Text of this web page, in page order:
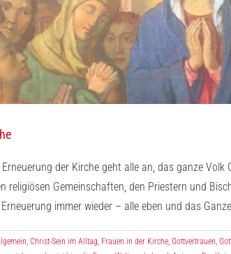
der Kirche geht alle an, das ganze
religiösen Gemeinschaften, den Priestern und
immer wieder – alle eben und das
, Christ-Sein im Alltag, Frauen in der Kirche, Gottvertrauen,